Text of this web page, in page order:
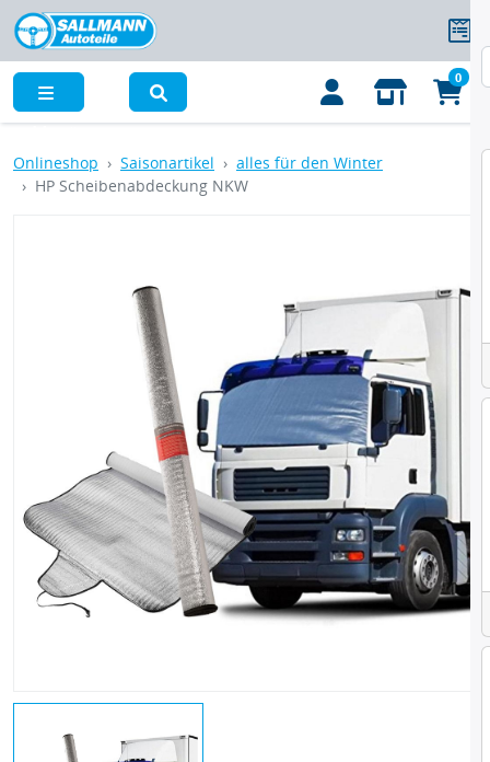
0
Onlineshop Saisonartikel
alles für den Winter
HP Scheibenabdeckung NKW